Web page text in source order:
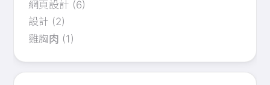
網頁設計 (6)
設計 (2)
雞胸肉 (1)